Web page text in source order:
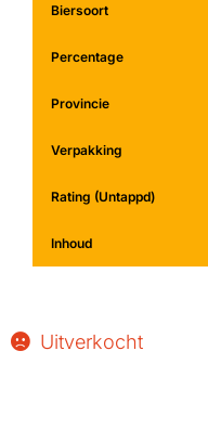
Biersoort
Percentage
Provincie
Verpakking
Rating (Untappd)
Inhoud
Uitverkocht